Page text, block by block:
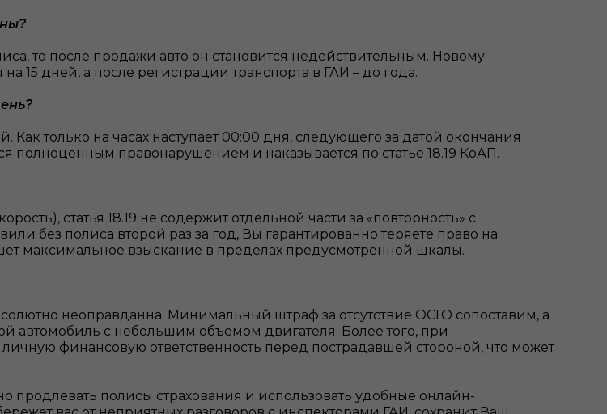
то после продажи авто он становится недействительным. Новому
15 дней, а после регистрации транспорта в ГАИ – до года.
Как только на часах наступает 00:00 дня, следующего за датой окончания
полноценным правонарушением и наказывается по статье 18.19 КоАП.
статья 18.19 не содержит отдельной части за «повторность» с
без полиса второй раз за год, Вы гарантированно теряете право на
взыскание в пределах предусмотренной шкалы.
неоправданна. Минимальный штраф за отсутствие ОСГО сопоставим, а
автомобиль с небольшим объемом двигателя. Более того, при
финансовую ответственность перед пострадавшей стороной, что может
полисы страхования и использовать удобные онлайн-